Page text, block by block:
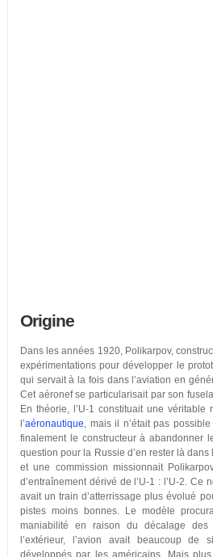
Origine
Dans les années 1920, Polikarpov,
expérimentations pour développer le
qui servait à la fois dans l’aviation en
Cet aéronef se particularisait par son
En théorie, l’U-1 constituait une
l’aéronautique, mais il n’était pas
finalement le constructeur à abandonner
question pour la Russie d’en rester là
et une commission missionnait
d’entraînement dérivé de l’U-1 : l’U-2. Ce
avait un train d’atterrissage plus évolué
pistes moins bonnes. Le modèle
maniabilité en raison du décalage
l’extérieur, l’avion avait beaucoup de
développés par les américains. Mais